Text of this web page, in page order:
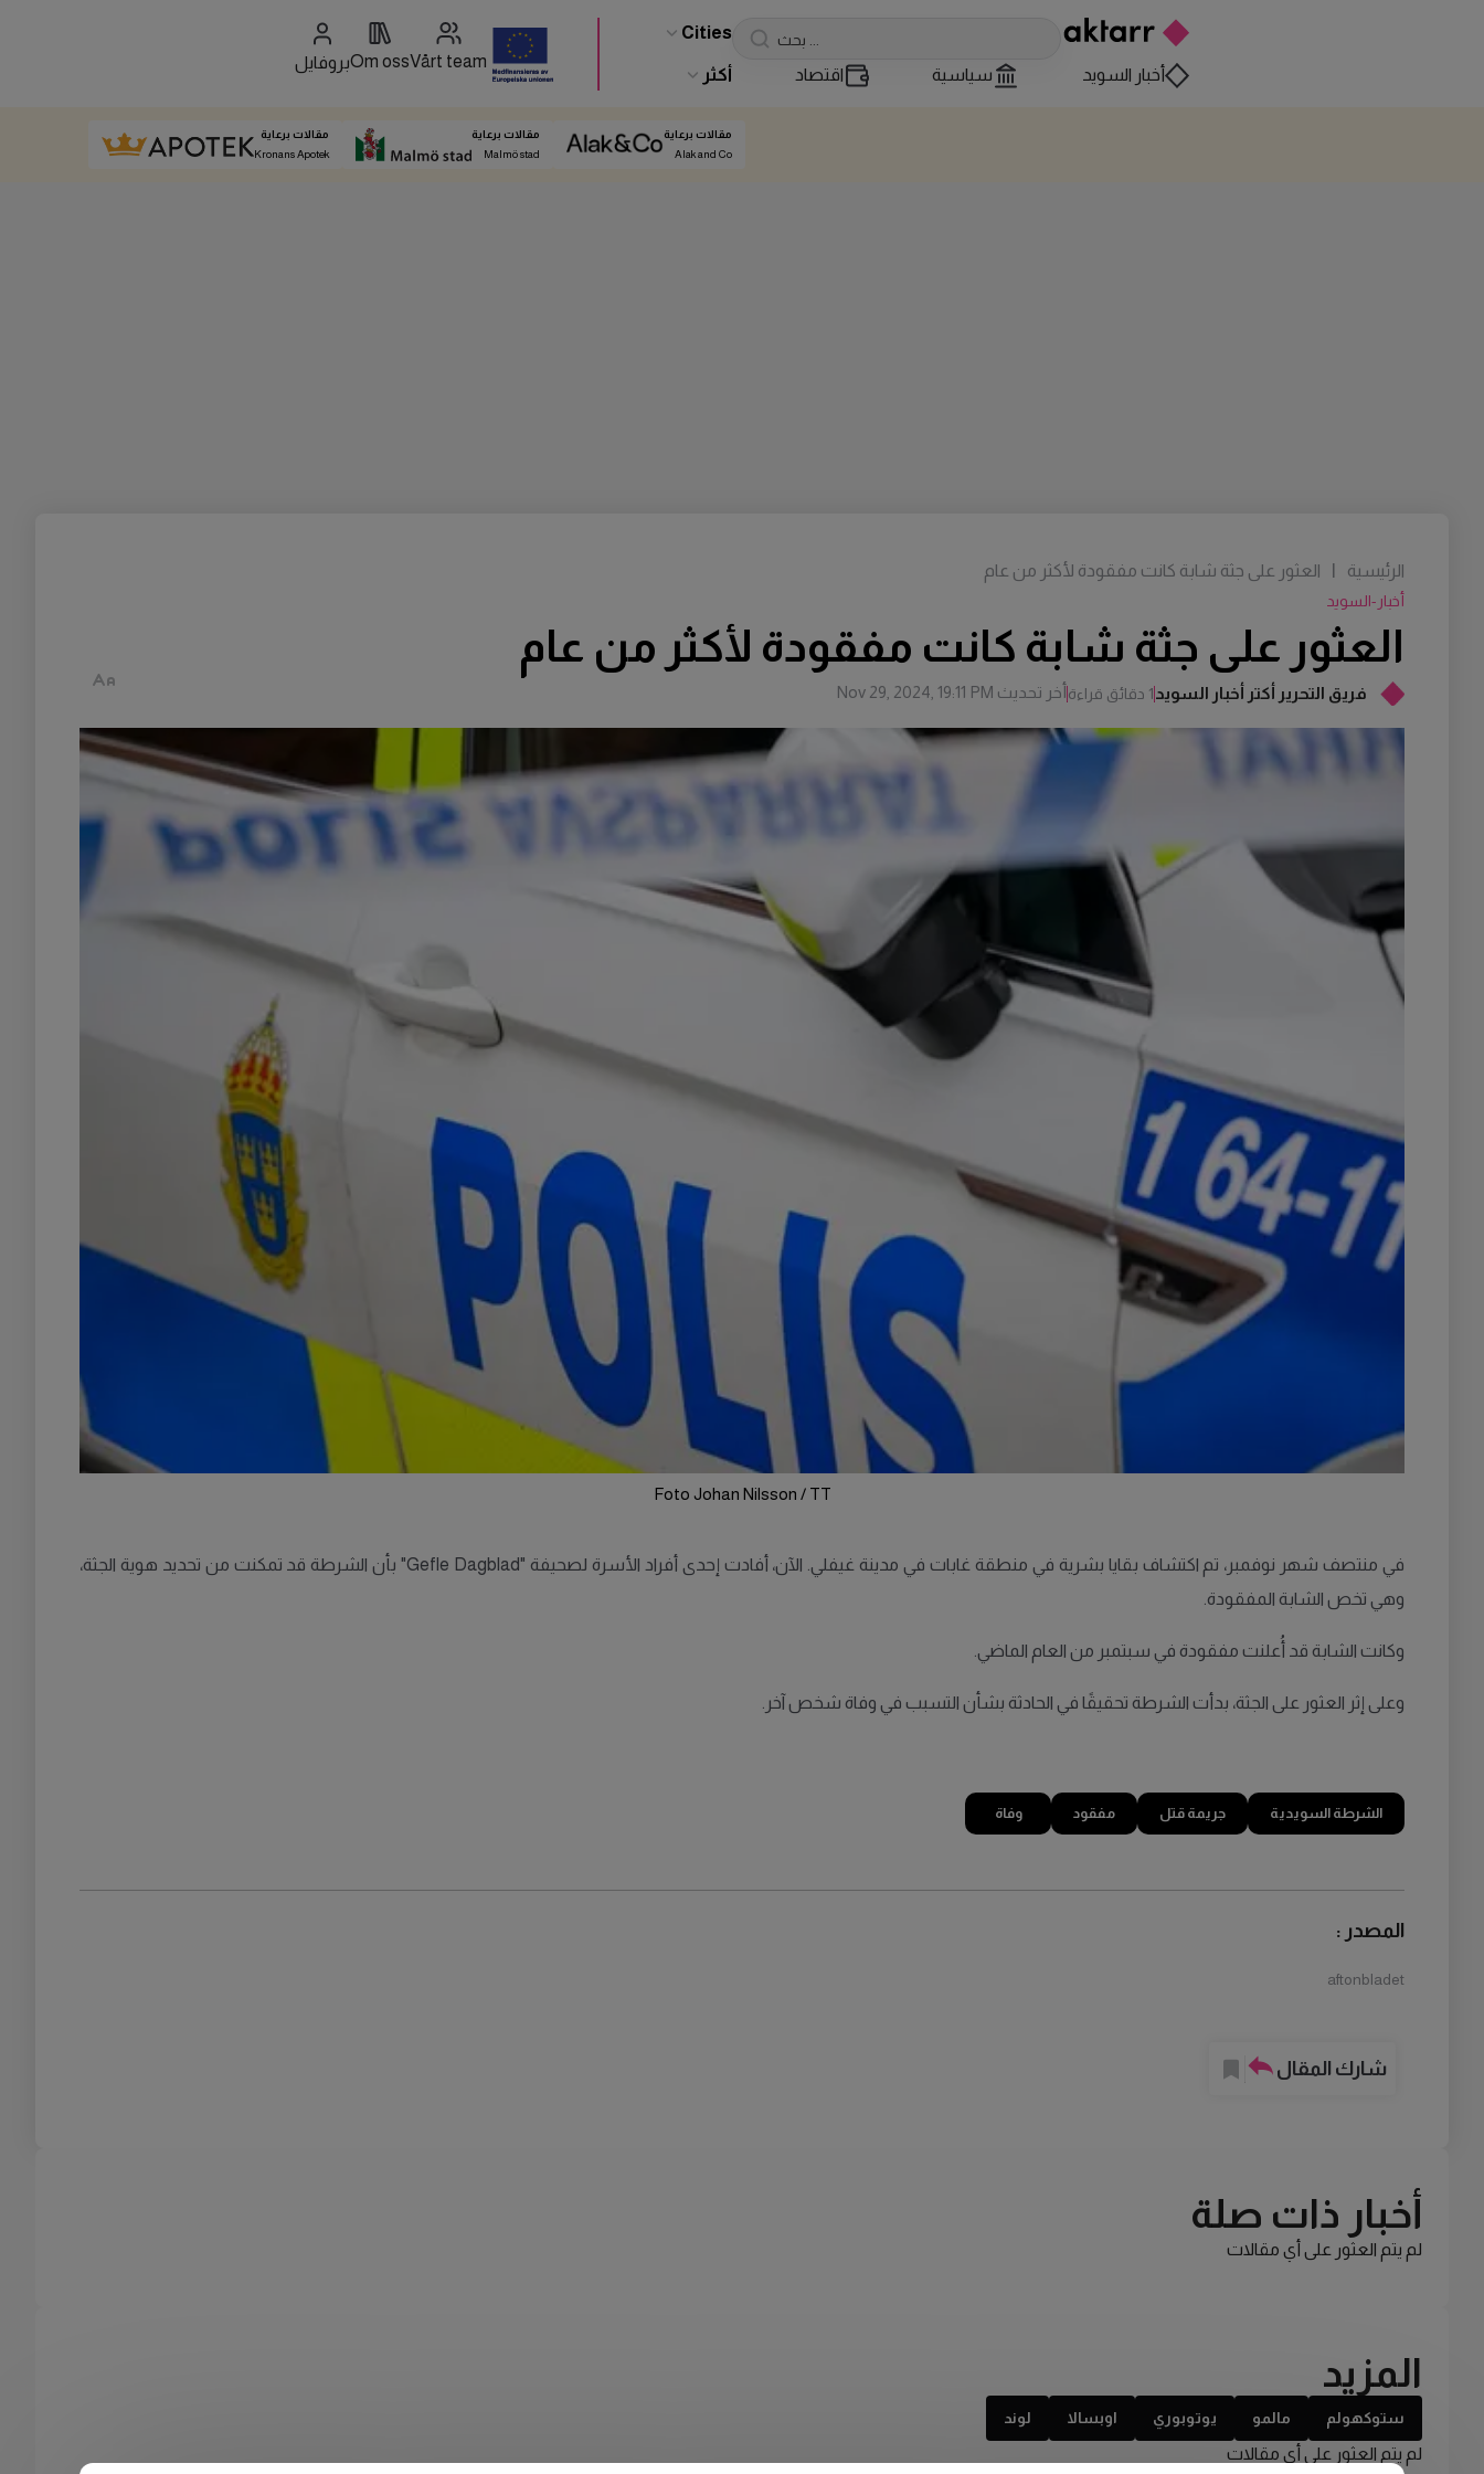
Cities
أخبار السويد سياسية اقتصاد أكثر
Vårt team
Om ossبروفايل
مقالات برعاية
Alak and Co
مقالات برعاية
Malmö stad
مقالات برعاية
Kronans Apotek
فريق التحرير أكتر أخبار السويد1 دقائق قراءة أخر تحديث Nov 29, 2024, 19:11 PM
العثور على جثة شابة كانت مفقودة لأكثر من عام
أخبار-السويد
الرئيسية | العثور على جثة شابة كانت مفقودة لأكثر من عام
Foto Johan Nilsson / TT
في منتصف شهر نوفمبر، تم اكتشاف بقايا بشرية في منطقة غابات في مدينة غيفلي. الآن، أفادت إحدى أفراد الأسرة لصحيفة "Gefle Dagblad" بأن الشرطة قد تمكنت من تحديد هوية الجثة،
وهي تخص الشابة المفقودة.
وكانت الشابة قد أُعلنت مفقودة في سبتمبر من العام الماضي.
وعلى إثر العثور على الجثة، بدأت الشرطة تحقيقًا في الحادثة بشأن التسبب في وفاة شخص آخر.
الشرطة السويدية جريمة قتل مفقود وفاة
المصدر :
aftonbladet
شارك المقال
أخبار ذات صلة
لم يتم العثور على أي مقالات
المزيد
ستوكهولم مالمو يوتوبوري اوبسالا لوند
لم يتم العثور على أي مقالات